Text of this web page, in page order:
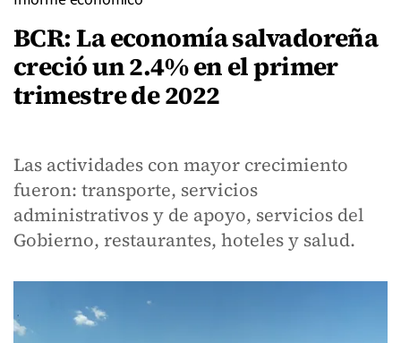
BCR: La economía salvadoreña
creció un 2.4% en el primer
trimestre de 2022
Las actividades con mayor crecimiento
fueron: transporte, servicios
administrativos y de apoyo, servicios del
Gobierno, restaurantes, hoteles y salud.